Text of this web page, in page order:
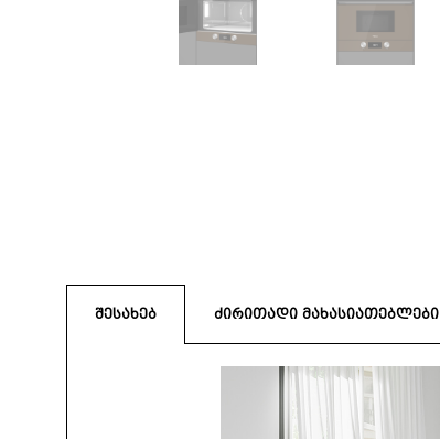
შესახებ ძირითადი მახასიათებლები